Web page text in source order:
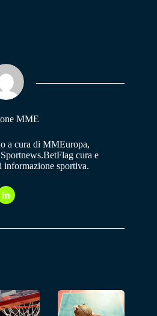
MME
a cura di MMEuropa,
cura e
informazione sportiva.